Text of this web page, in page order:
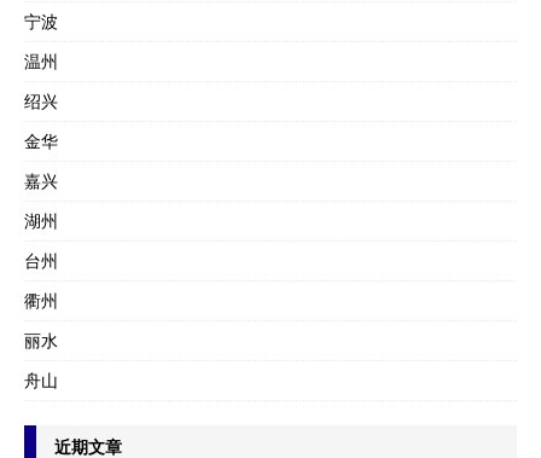
宁波
温州
绍兴
金华
嘉兴
湖州
台州
衢州
丽水
舟山
近期文章